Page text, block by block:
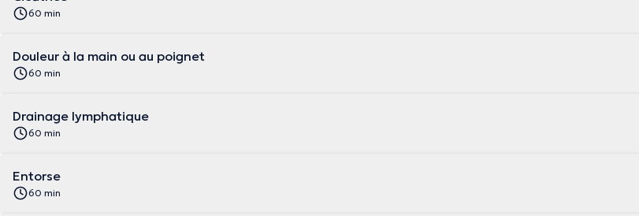
60 min
Douleur à la main ou au poignet
60 min
Drainage lymphatique
60 min
Entorse
60 min